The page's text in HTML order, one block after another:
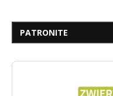
PATRONITE